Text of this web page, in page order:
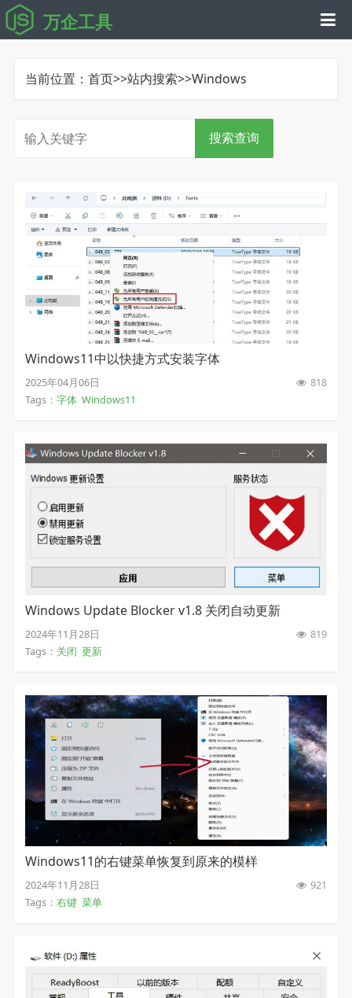
万企工具
当前位置： 首页>>站内搜索>>Windows
搜索查询
Windows11中以快捷方式安装字体
2025年04月06日
818
Tags： 字体 Windows11
Windows Update Blocker v1.8 关闭自动更新
2024年11月28日
819
Tags： 关闭 更新
Windows11的右键菜单恢复到原来的模样
2024年11月28日
921
Tags： 右键 菜单